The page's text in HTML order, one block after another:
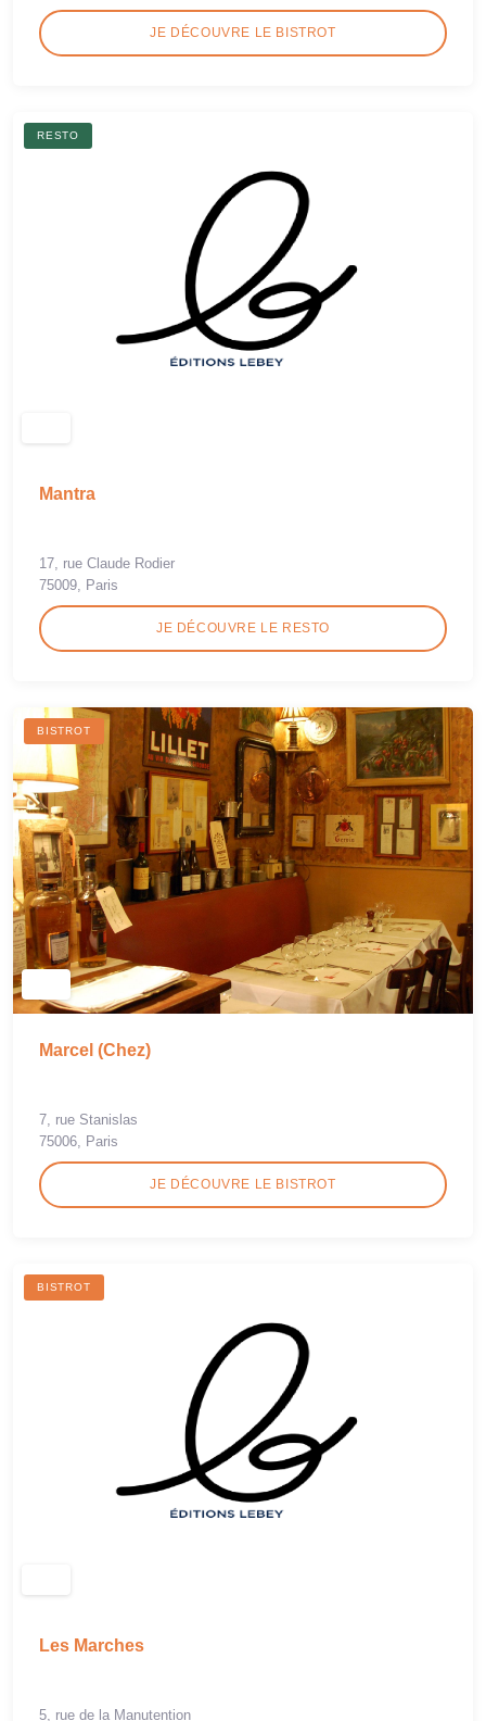
JE DÉCOUVRE LE BISTROT
RESTO
Mantra
17, rue Claude Rodier
75009, Paris
JE DÉCOUVRE LE RESTO
BISTROT
Marcel (Chez)
7, rue Stanislas
75006, Paris
JE DÉCOUVRE LE BISTROT
BISTROT
Les Marches
5, rue de la Manutention